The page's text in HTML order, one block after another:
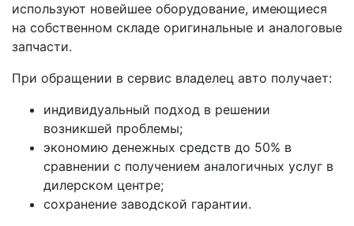
используют новейшее оборудование, имеющиеся
на собственном складе оригинальные и аналоговые
запчасти.
При обращении в сервис владелец авто получает:
индивидуальный подход в решении
возникшей проблемы;
экономию денежных средств до 50% в
сравнении с получением аналогичных услуг в
дилерском центре;
сохранение заводской гарантии.